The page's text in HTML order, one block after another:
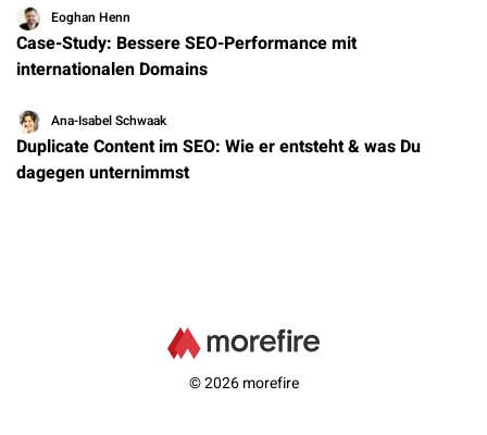
Eoghan Henn
Case-Study: Bessere SEO-Performance mit
internationalen Domains
Ana-Isabel Schwaak
Duplicate Content im SEO: Wie er entsteht & was Du
dagegen unternimmst
© 2026 morefire